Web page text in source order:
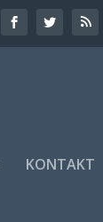
KONTAKT